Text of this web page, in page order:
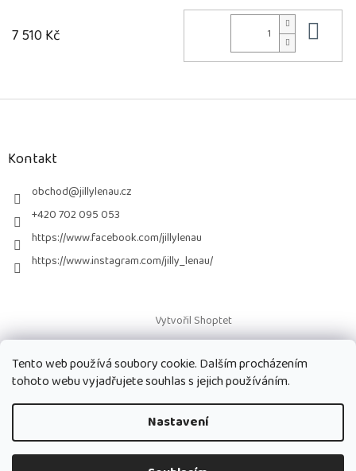
Tento web používá soubory cookie. Dalším procházením
tohoto webu vyjadřujete souhlas s jejich používáním.
Nastavení
7 510 Kč
Z
Kontakt
obchod@jillylenau.cz
+420 702 095 053
https://www.facebook.com/jillylenau
https://www.instagram.com/jilly_lenau/
Vytvořil Shoptet
Copyright 2026Paruky Jilly Lenau s.r.o.. Všechna práva vyhrazena.